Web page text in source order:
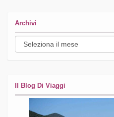
Archivi
Archivi
Il Blog Di Viaggi